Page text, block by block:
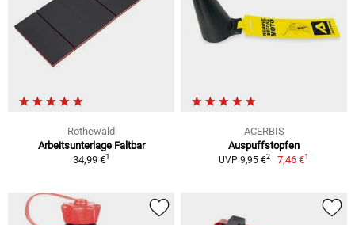
Rothewald
Arbeitsunterlage Faltbar
34,99 €1
ACERBIS
Auspuffstopfen
UVP 9,95 €2 7,46 €1